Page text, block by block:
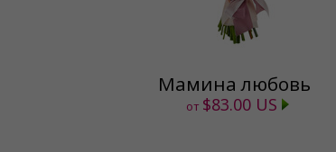
Мамина любовь
от $83.00 US